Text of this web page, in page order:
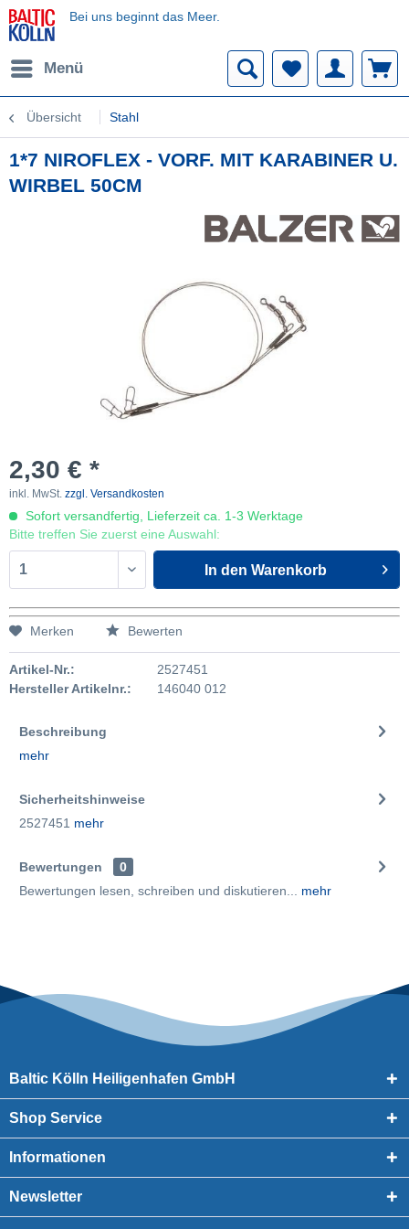
Bei uns beginnt das Meer.
Menü
Übersicht Stahl
1*7 NIROFLEX - VORF. MIT KARABINER U.
WIRBEL 50CM
2,30 € *
inkl. MwSt. zzgl. Versandkosten
Sofort versandfertig, Lieferzeit ca. 1-3 Werktage
Bitte treffen Sie zuerst eine Auswahl:
In den Warenkorb
Merken Bewerten
Artikel-Nr.:
2527451
Hersteller Artikelnr.:
146040 012
Beschreibung
mehr
Sicherheitshinweise
2527451 mehr
Bewertungen
0
Bewertungen lesen, schreiben und diskutieren...
mehr
Baltic Kölln Heiligenhafen GmbH
Shop Service
Informationen
Newsletter